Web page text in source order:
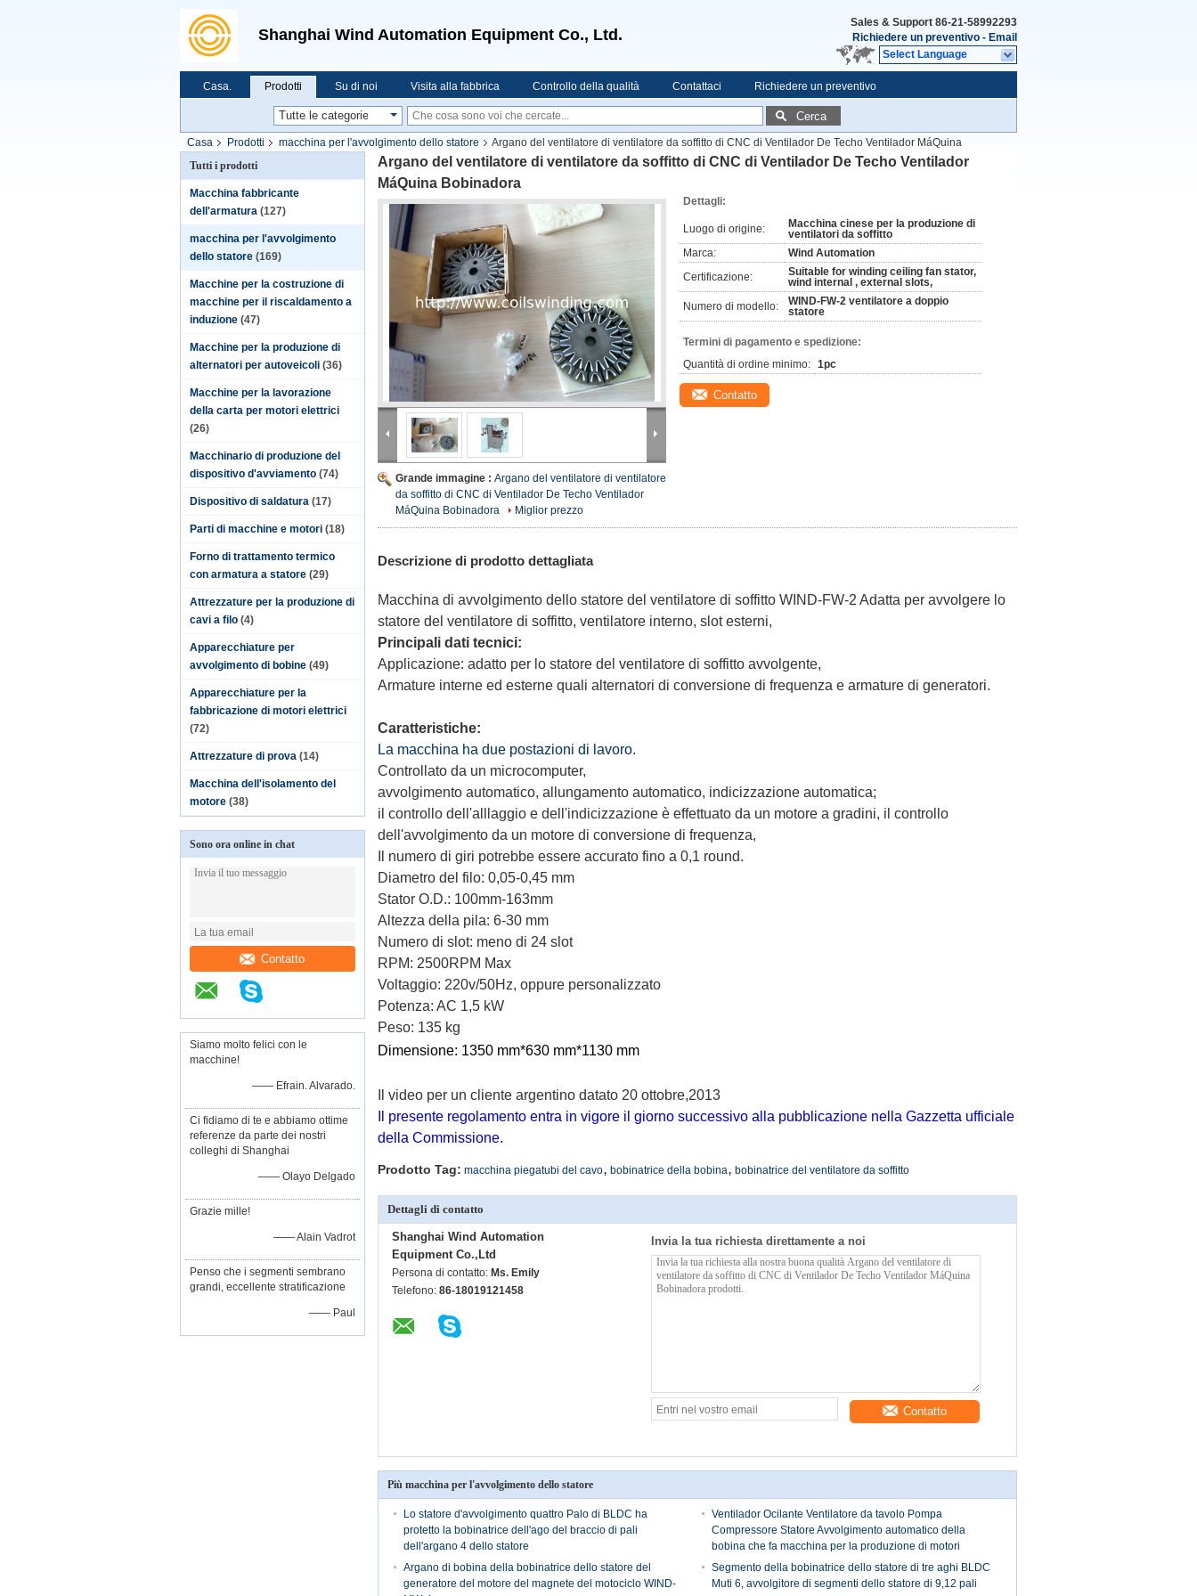
Shanghai Wind Automation Equipment Co., Ltd.
Sales & Support 86-21-58992293
Richiedere un preventivo - Email
Select Language
Casa. Prodotti Su di noi Visita alla fabbrica Controllo della qualità Contattaci Richiedere un preventivo
Cerca
Casa Prodotti macchina per l'avvolgimento dello statore
Argano del ventilatore di ventilatore da soffitto di CNC di Ventilador De Techo Ventilador MáQuina
Bobinadora
Tutti i prodotti
Macchina fabbricante
dell'armatura (127)
macchina per l'avvolgimento
dello statore (169)
Macchine per la costruzione di
macchine per il riscaldamento a
induzione (47)
Macchine per la produzione di
alternatori per autoveicoli (36)
Macchine per la lavorazione
della carta per motori elettrici
(26)
Macchinario di produzione del
dispositivo d'avviamento (74)
Dispositivo di saldatura (17)
Parti di macchine e motori (18)
Forno di trattamento termico
con armatura a statore (29)
Attrezzature per la produzione di
cavi a filo (4)
Apparecchiature per
avvolgimento di bobine (49)
Apparecchiature per la
fabbricazione di motori elettrici
(72)
Attrezzature di prova (14)
Macchina dell'isolamento del
motore (38)
Sono ora online in chat
Contatto
Siamo molto felici con le
macchine!
—— Efrain. Alvarado.
Ci fidiamo di te e abbiamo ottime
referenze da parte dei nostri
colleghi di Shanghai
—— Olayo Delgado
Grazie mille!
—— Alain Vadrot
Penso che i segmenti sembrano
grandi, eccellente stratificazione
—— Paul
Argano del ventilatore di ventilatore da soffitto di CNC di Ventilador De Techo Ventilador
MáQuina Bobinadora
Grande immagine : Argano del ventilatore di ventilatore
da soffitto di CNC di Ventilador De Techo Ventilador
MáQuina Bobinadora
Miglior prezzo
Dettagli:
Luogo di origine:
Macchina cinese per la produzione di
ventilatori da soffitto
Marca:
Wind Automation
Certificazione:
Suitable for winding ceiling fan stator,
wind internal , external slots,
Numero di modello:
WIND-FW-2 ventilatore a doppio
statore
Termini di pagamento e spedizione:
Quantità di ordine minimo: 1pc
Contatto
Descrizione di prodotto dettagliata
Macchina di avvolgimento dello statore del ventilatore di soffitto WIND-FW-2 Adatta per avvolgere lo
statore del ventilatore di soffitto, ventilatore interno, slot esterni,
Principali dati tecnici:
Applicazione: adatto per lo statore del ventilatore di soffitto avvolgente,
Armature interne ed esterne quali alternatori di conversione di frequenza e armature di generatori.
Caratteristiche:
La macchina ha due postazioni di lavoro.
Controllato da un microcomputer,
avvolgimento automatico, allungamento automatico, indicizzazione automatica;
il controllo dell'alllaggio e dell'indicizzazione è effettuato da un motore a gradini, il controllo
dell'avvolgimento da un motore di conversione di frequenza,
Il numero di giri potrebbe essere accurato fino a 0,1 round.
Diametro del filo: 0,05-0,45 mm
Stator O.D.: 100mm-163mm
Altezza della pila: 6-30 mm
Numero di slot: meno di 24 slot
RPM: 2500RPM Max
Voltaggio: 220v/50Hz, oppure personalizzato
Potenza: AC 1,5 kW
Peso: 135 kg
Dimensione: 1350 mm*630 mm*1130 mm
Il video per un cliente argentino datato 20 ottobre,2013
Il presente regolamento entra in vigore il giorno successivo alla pubblicazione nella Gazzetta ufficiale
della Commissione.
Prodotto Tag: macchina piegatubi del cavo, bobinatrice della bobina, bobinatrice del ventilatore da soffitto
Dettagli di contatto
Shanghai Wind Automation
Equipment Co.,Ltd
Persona di contatto: Ms. Emily
Telefono: 86-18019121458
Invia la tua richiesta direttamente a noi
Contatto
Più macchina per l'avvolgimento dello statore
Lo statore d'avvolgimento quattro Palo di BLDC ha
protetto la bobinatrice dell'ago del braccio di pali
dell'argano 4 dello statore
Ventilador Ocilante Ventilatore da tavolo Pompa
Compressore Statore Avvolgimento automatico della
bobina che fa macchina per la produzione di motori
Argano di bobina della bobinatrice dello statore del
generatore del motore del magnete del motociclo WIND-
Segmento della bobinatrice dello statore di tre aghi BLDC
Muti 6, avvolgitore di segmenti dello statore di 9,12 pali